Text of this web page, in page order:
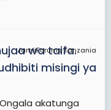
JamiiForums Tanzania
wa taifa.
misingi ya
akatunga